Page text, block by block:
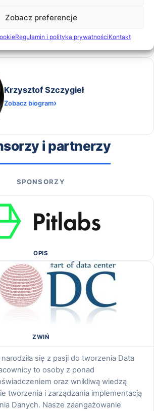
Zobacz preferencje
Regulamin i polityka prywatnościKontakt
Grzegorz Bernatek
Krzysztof Szczygieł
Zobacz biogram
i partnerzy
SPONSORZY
OPIS
ZWIŃ
się z pasji do tworzenia Data
to osoby z ponad
oraz wnikliwą wiedzą
tworzenia i zarządzania implementacją
Danych. Nasze zaangażowanie